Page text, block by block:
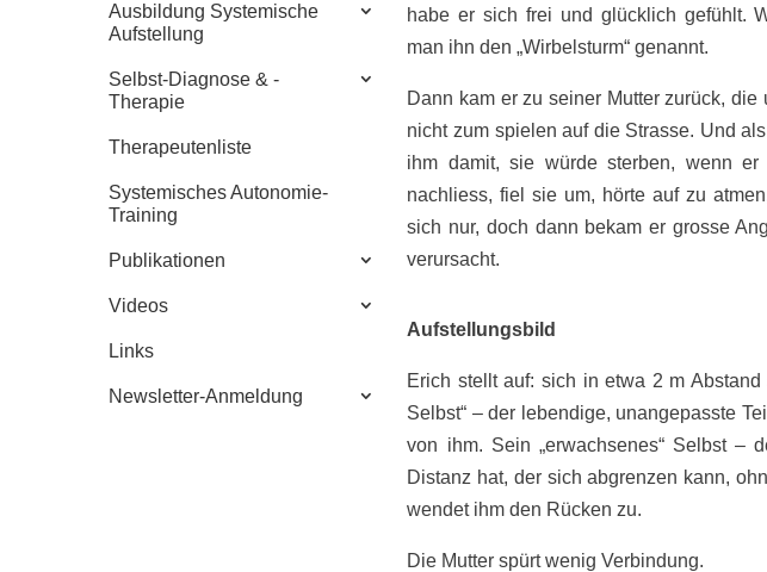
Ausbildung Systemische
Aufstellung
Selbst-Diagnose & -
Therapie
Therapeutenliste
Systemisches Autonomie-
Training
Publikationen
Videos
Links
Newsletter-Anmeldung
habe er sich frei und glücklich gefühlt.
man ihn den „Wirbelsturm“ genannt.
Dann kam er zu seiner Mutter zurück,
nicht zum spielen auf die Strasse. Und
ihm damit, sie würde sterben, wenn
nachliess, fiel sie um, hörte auf zu
sich nur, doch dann bekam er grosse
verursacht.
Aufstellungsbild
Erich stellt auf: sich in etwa 2 m
Selbst“ – der lebendige, unangepasste
von ihm. Sein „erwachsenes“ Selbst –
Distanz hat, der sich abgrenzen kann,
wendet ihm den Rücken zu.
Die Mutter spürt wenig Verbindung.